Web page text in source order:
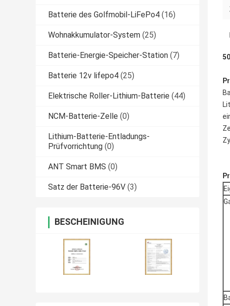
Batterie des Golfmobil-LiFePo4 (16)
Wohnakkumulator-System (25)
Batterie-Energie-Speicher-Station (7)
Batterie 12v lifepo4 (25)
Elektrische Roller-Lithium-Batterie (44)
NCM-Batterie-Zelle (0)
Lithium-Batterie-Entladungs-
Prüfvorrichtung (0)
ANT Smart BMS (0)
Satz der Batterie-96V (3)
BESCHEINIGUNG